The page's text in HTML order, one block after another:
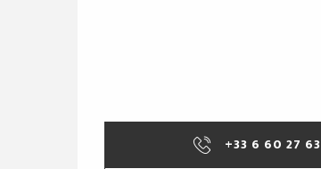
+33 6 60 27 63